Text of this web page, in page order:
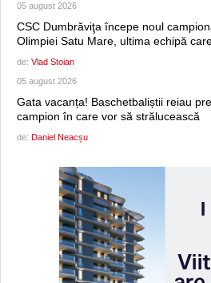
05 august 2026
CSC Dumbrăviţa începe noul
Olimpiei Satu Mare, ultima echipă
de: Vlad Stoian
05 august 2026
Gata vacanța! Baschetbaliștii reiau
campion în care vor să strălucească
de: Daniel Neacșu